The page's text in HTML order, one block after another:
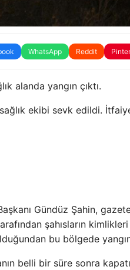
WhatsApp Reddit
alanda yangın çıktı.
ekibi sevk edildi.
Gündüz Şahin,
şahısların
bu bölgede yangın
belli bir süre sonra